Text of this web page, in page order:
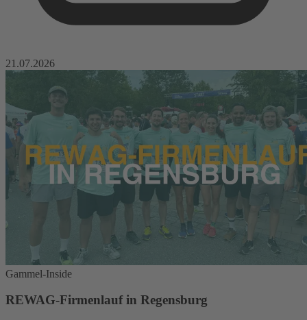
21.07.2026
Gammel-Inside
REWAG-Firmenlauf in Regensburg